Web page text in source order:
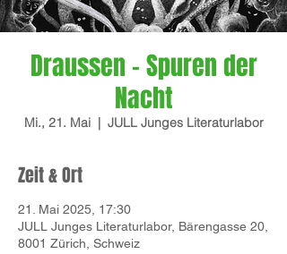
Draussen - Spuren der
Nacht
Mi., 21. Mai
  |
JULL Junges Literaturlabor
Zeit & Ort
21. Mai 2025, 17:30
JULL Junges Literaturlabor, Bärengasse 20,
8001 Zürich, Schweiz